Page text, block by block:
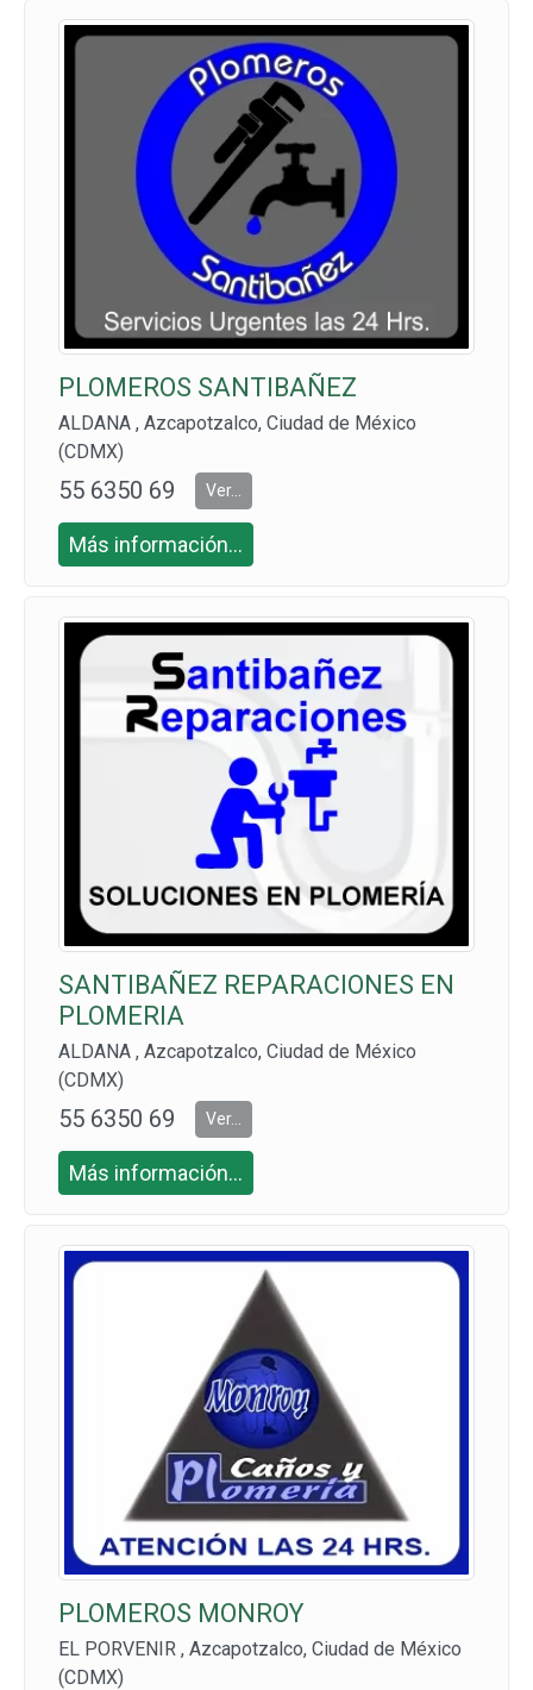
PLOMEROS SANTIBAÑEZ
ALDANA , Azcapotzalco, Ciudad de México
(CDMX)
55 6350 69
07, 55 2617
3690 Y 55 6
Ver...
Más información...
SANTIBAÑEZ REPARACIONES EN
PLOMERIA
ALDANA , Azcapotzalco, Ciudad de México
(CDMX)
55 6350 69
07 Y 55 630
2 5534
Ver...
Más información...
PLOMEROS MONROY
EL PORVENIR , Azcapotzalco, Ciudad de México
(CDMX)